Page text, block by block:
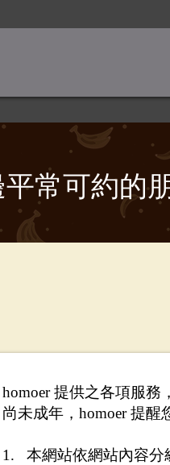
常可約的
homoer 提供之各項服
尚未成年，homoer 提醒
本網站依網站內容分